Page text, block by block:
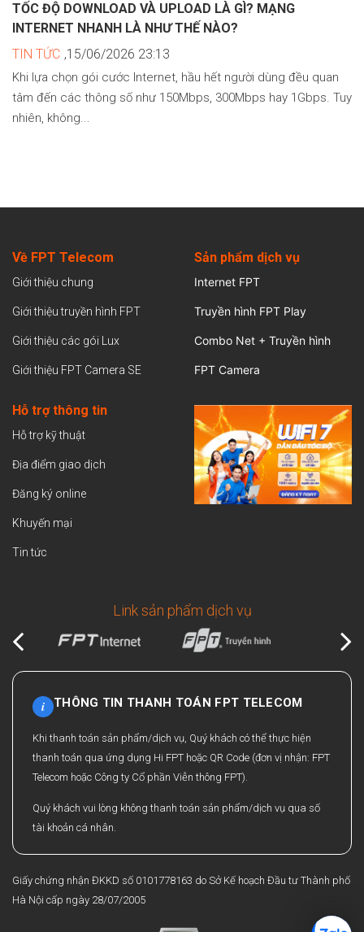
TỐC ĐỘ DOWNLOAD VÀ UPLOAD LÀ GÌ? MẠNG
INTERNET NHANH LÀ NHƯ THẾ NÀO?
TIN TỨC ,15/06/2026 23:13
Khi lựa chọn gói cước Internet, hầu hết người dùng đều quan
tâm đến các thông số như 150Mbps, 300Mbps hay 1Gbps. Tuy
nhiên, không...
Về FPT Telecom
Giới thiệu chung
Giới thiệu truyền hình FPT
Giới thiệu các gói Lux
Giới thiệu FPT Camera SE
Sản phẩm dịch vụ
Internet FPT
Truyền hình FPT Play
Combo Net + Truyền hình
FPT Camera
Hỗ trợ thông tin
Hỗ trợ kỹ thuật
Địa điểm giao dịch
Đăng ký online
Khuyến mại
Tin tức
Link sản phẩm dịch vụ
i THÔNG TIN THANH TOÁN FPT TELECOM
Khi thanh toán sản phẩm/dịch vụ, Quý khách có thể thực hiện
thanh toán qua ứng dụng Hi FPT hoặc QR Code (đơn vị nhận: FPT
Telecom hoặc Công ty Cổ phần Viễn thông FPT).
Quý khách vui lòng không thanh toán sản phẩm/dịch vụ qua số
tài khoản cá nhân.
Giấy chứng nhận ĐKKD số 0101778163 do Sở Kế hoạch Đầu tư Thành phố
Hà Nội cấp ngày 28/07/2005